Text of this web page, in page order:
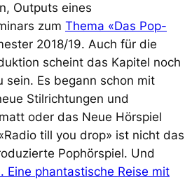
Outputs eines
zum Thema «Das Pop-
2018/19. Auch für die
scheint das Kapitel noch
sein. Es begann schon mit
Stilrichtungen und
oder das Neue Hörspiel
till you drop» ist nicht das
Pophörspiel. Und
Eine phantastische Reise mit